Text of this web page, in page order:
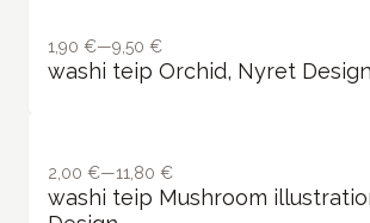
2,00 €—11,80 €
washi teip Mushroom
2,50 €—12,50 €
washi teip Bell Glass, Loi